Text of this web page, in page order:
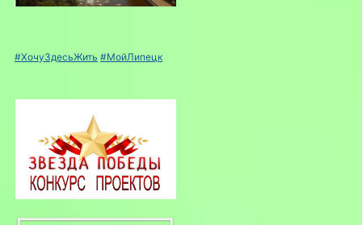
#ХочуЗдесьЖить #МойЛипецк